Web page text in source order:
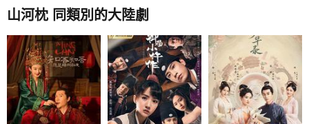
山河枕 同類別的大陸劇